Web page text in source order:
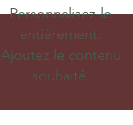
Personnalisez-le
entièrement.
Ajoutez le contenu
souhaité.